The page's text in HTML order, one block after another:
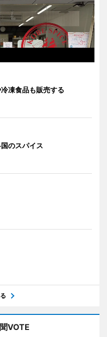
凍食品も販売する
のスパイス
VOTE